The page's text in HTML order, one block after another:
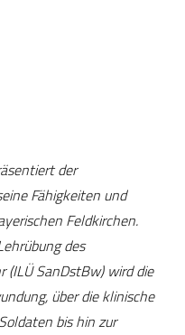
der
Fähigkeiten und
Feldkirchen.
des
(ILÜ SanDstBw) wird die
über die klinische
bis hin zur